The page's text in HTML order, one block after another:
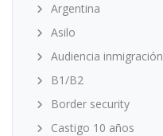
Argentina
Asilo
Audiencia inmigración
B1/B2
Border security
Castigo 10 años